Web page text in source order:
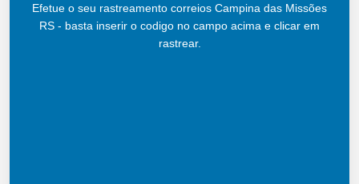
Efetue o seu rastreamento correios Campina das Missões
RS - basta inserir o codigo no campo acima e clicar em
rastrear.